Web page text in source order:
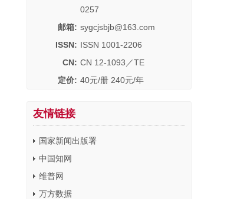
0257
邮箱: sygcjsbjb@163.com
ISSN: ISSN 1001-2206
CN: CN 12-1093／TE
定价: 40元/册 240元/年
友情链接
国家新闻出版署
中国知网
维普网
万方数据